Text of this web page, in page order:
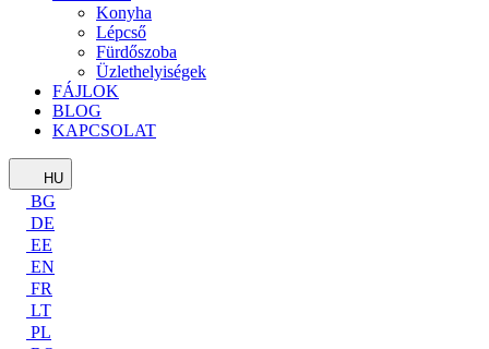
Konyha
Lépcső
Fürdőszoba
Üzlethelyiségek
FÁJLOK
BLOG
KAPCSOLAT
HU
BG
DE
EE
EN
FR
LT
PL